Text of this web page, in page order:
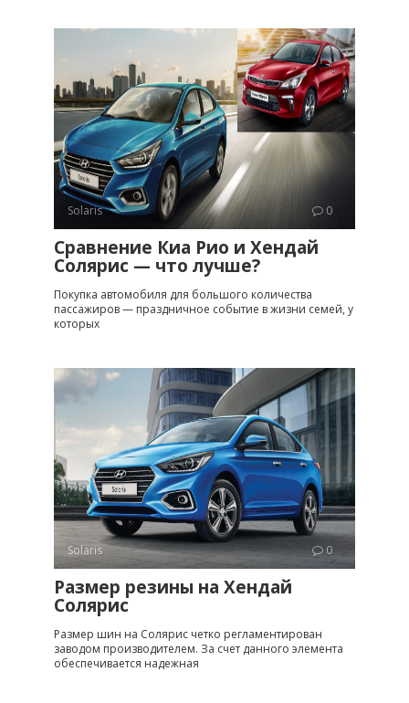
Solaris 0
Сравнение Киа Рио и Хендай
Солярис — что лучше?
Покупка автомобиля для большого количества
пассажиров — праздничное событие в жизни семей, у
которых
Solaris 0
Размер резины на Хендай
Солярис
Размер шин на Солярис четко регламентирован
заводом производителем. За счет данного элемента
обеспечивается надежная